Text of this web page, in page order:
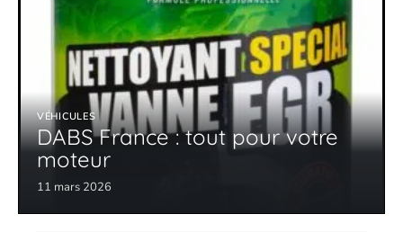
VÉHICULES
DABS France : tout pour votre
moteur
11 mars 2026